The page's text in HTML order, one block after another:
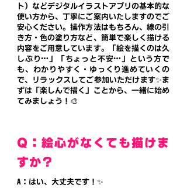
ト）などデジタルイラストアプリの基本的な
使い方から、丁寧にご案内いたしますのでご
安心ください。操作方法はもちろん、線の引
き方・色の塗り方など、簡単で楽しく描ける
内容をご用意しています。「絵を描くのは久
しぶり…」「ちょっと不安…」という方で
も、わかりやすく・ゆっくり進めていくの
で、リラックスしてご参加いただけます✨ま
ずは「楽しんで描く」ことから、一緒に始め
てみましょう！🎨
Q：絵心がなくても描けま
すか？
A：はい、大丈夫です！✨